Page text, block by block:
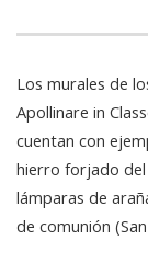
Los murales de
Apollinare in
cuentan con
hierro forjado del
lámparas de
de comunión